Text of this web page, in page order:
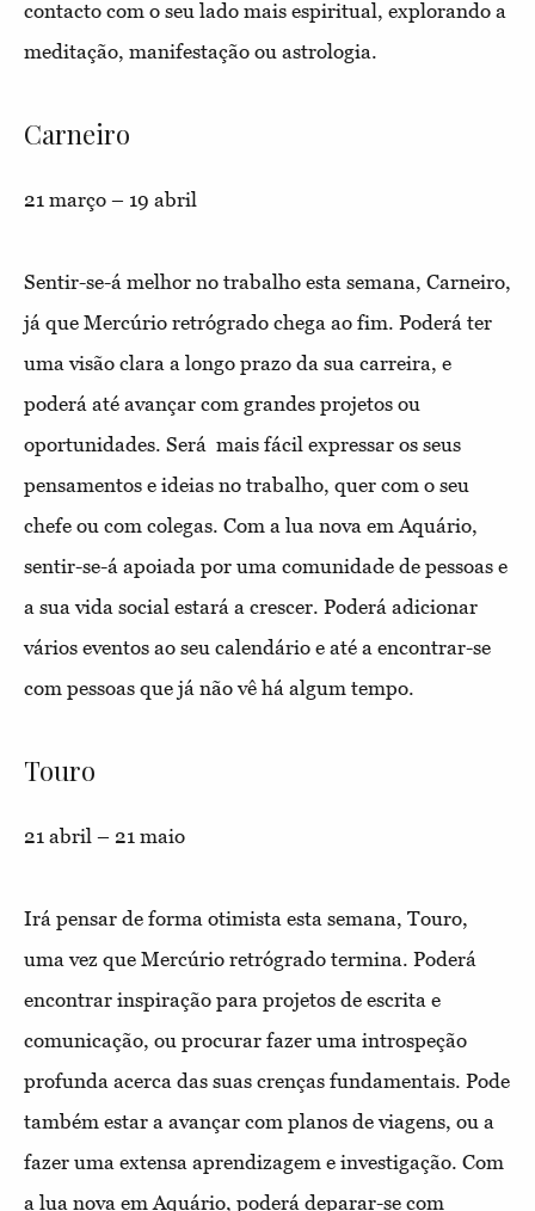
contacto com o seu lado mais espiritual, explorando a
meditação, manifestação ou astrologia.
Carneiro
21 março – 19 abril
Sentir-se-á melhor no trabalho esta semana, Carneiro,
já que Mercúrio retrógrado chega ao fim. Poderá ter
uma visão clara a longo prazo da sua carreira, e
poderá até avançar com grandes projetos ou
oportunidades. Será mais fácil expressar os seus
pensamentos e ideias no trabalho, quer com o seu
chefe ou com colegas. Com a lua nova em Aquário,
sentir-se-á apoiada por uma comunidade de pessoas e
a sua vida social estará a crescer. Poderá adicionar
vários eventos ao seu calendário e até a encontrar-se
com pessoas que já não vê há algum tempo.
Touro
21 abril – 21 maio
Irá pensar de forma otimista esta semana, Touro,
uma vez que Mercúrio retrógrado termina. Poderá
encontrar inspiração para projetos de escrita e
comunicação, ou procurar fazer uma introspeção
profunda acerca das suas crenças fundamentais. Pode
também estar a avançar com planos de viagens, ou a
fazer uma extensa aprendizagem e investigação. Com
a lua nova em Aquário, poderá deparar-se com